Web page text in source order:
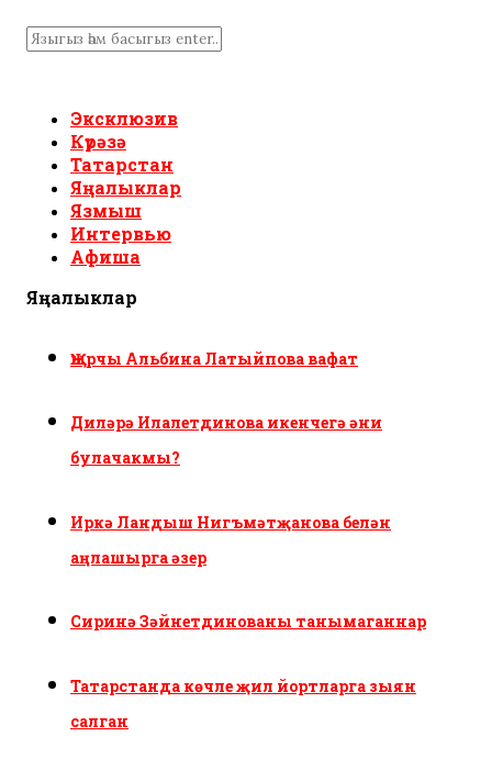
Эксклюзив
Күрәзә
Татарстан
Яңалыклар
Язмыш
Интервью
Афиша
Яңалыклар
Җырчы Альбина Латыйпова вафат
Диләрә Илалетдинова икенчегә әни
булачакмы?
Иркә Ландыш Нигъмәтҗанова белән
аңлашырга әзер
Сиринә Зәйнетдинованы танымаганнар
Татарстанда көчле җил йортларга зыян
салган